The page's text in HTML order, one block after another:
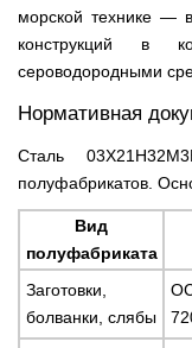
морской технике —
конструкций в
сероводородными
Нормативная
Сталь
полуфабрикатов.
Вид
полуфабриката
Заготовки,
болванки, слябы